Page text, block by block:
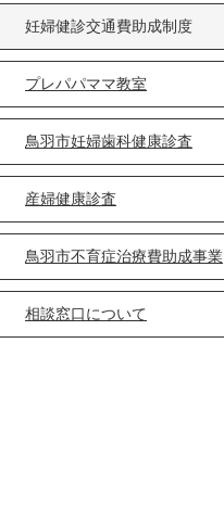
妊婦健診交通費助成制度
プレパパママ教室
鳥羽市妊婦歯科健康診査
産婦健康診査
鳥羽市不育症治療費助成事業
相談窓口について